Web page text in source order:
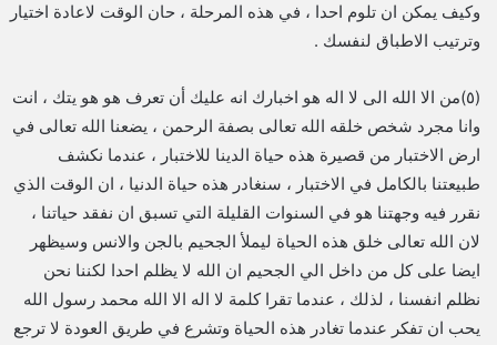
وكيف يمكن ان تلوم احدا ، في هذه المرحلة ، حان الوقت لاعادة اختيار
وترتيب الاطباق لنفسك .
(٥)من الا الله الى لا اله هو اخبارك انه عليك أن تعرف هو هو يتك ، انت
وانا مجرد شخص خلقه الله تعالى بصفة الرحمن ، يضعنا الله تعالى في
ارض الاختبار من قصيرة هذه حياة الدينا للاختبار ، عندما نكشف
طبيعتنا بالكامل في الاختبار ، سنغادر هذه حياة الدنيا ، ان الوقت الذي
نقرر فيه وجهتنا هو في السنوات القليلة التي تسبق ان نفقد حياتنا ،
لان الله تعالى خلق هذه الحياة ليملأ الجحيم بالجن والانس وسيظهر
ايضا على كل من داخل الي الجحيم ان الله لا يظلم احدا لكننا نحن
نظلم انفسنا ، لذلك ، عندما تقرا كلمة لا اله الا الله محمد رسول الله
يحب ان تفكر عندما تغادر هذه الحياة وتشرع في طريق العودة لا ترجع